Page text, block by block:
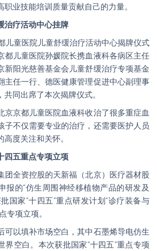
业技能培训质量贡献自己的力量。
治疗活动中心挂牌
儿童医院儿童舒缓治疗活动中心揭牌仪式
都儿童医院孙媛院长携血液科各病区主任
新阳光慈善基金会儿童舒缓治疗专项基金
主任一行、德医健康管理促进中心副理事
同出席了本次揭牌仪式。
京京都儿童医院血液科收治了很多重症血
子不仅需要专业的治疗，还需要医护人员
度关注和关怀。
四五重点专项立项
团全资控股的天新福（北京）医疗器材股
报的“仿生周围神经移植物产品的研发及
国家“十四五”重点研发计划“诊疗装备与
专项立项。
可以填补市场空白，其中石墨烯导电仿生
界空白。本次获批国家“十四五”重点专项